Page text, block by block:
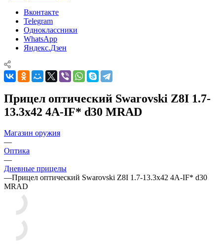
Вконтакте
Telegram
Одноклассники
WhatsApp
Яндекс.Дзен
Прицел оптический Swarovski Z8I 1.7-
13.3x42 4A-IF* d30 MRAD
Магазин оружия
—
Оптика
—
Дневные прицелы
—Прицел оптический Swarovski Z8I 1.7-13.3x42 4A-IF* d30
MRAD